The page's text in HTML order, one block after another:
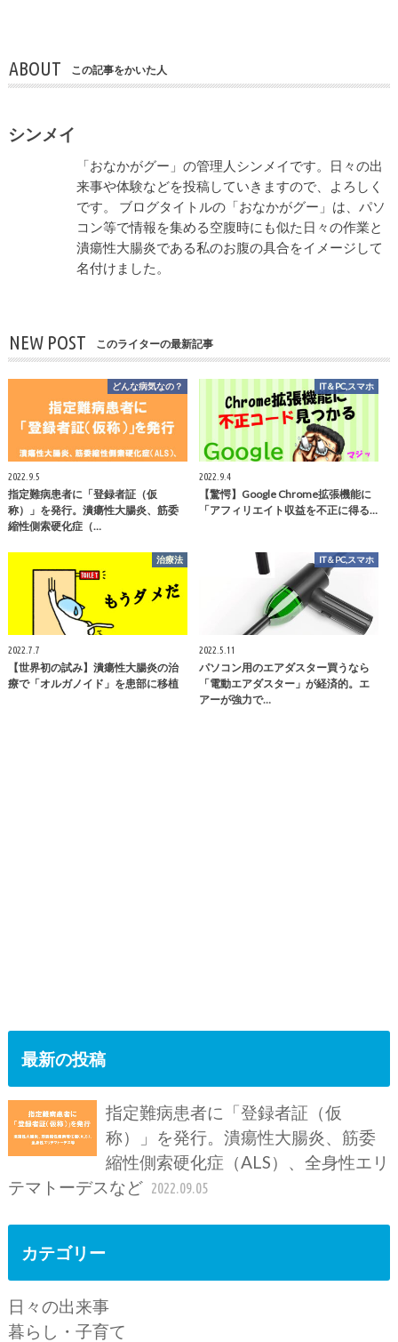
ABOUT この記事をかいた人
シンメイ
「おなかがグー」の管理人シンメイです。日々の出
来事や体験などを投稿していきますので、よろしく
です。 ブログタイトルの「おなかがグー」は、パソ
コン等で情報を集める空腹時にも似た日々の作業と
潰瘍性大腸炎である私のお腹の具合をイメージして
名付けました。
NEW POST このライターの最新記事
どんな病気なの？
2022.9.5
指定難病患者に「登録者証（仮
称）」を発行。潰瘍性大腸炎、筋委
縮性側索硬化症（…
IT＆PC,スマホ
2022.9.4
【驚愕】Google Chrome拡張機能に
「アフィリエイト収益を不正に得る…
治療法
2022.7.7
【世界初の試み】潰瘍性大腸炎の治
療で「オルガノイド」を患部に移植
IT＆PC,スマホ
2022.5.11
パソコン用のエアダスター買うなら
「電動エアダスター」が経済的。エ
アーが強力で…
最新の投稿
指定難病患者に「登録者証（仮
称）」を発行。潰瘍性大腸炎、筋委
縮性側索硬化症（ALS）、全身性エリ
テマトーデスなど 2022.09.05
カテゴリー
日々の出来事
暮らし・子育て